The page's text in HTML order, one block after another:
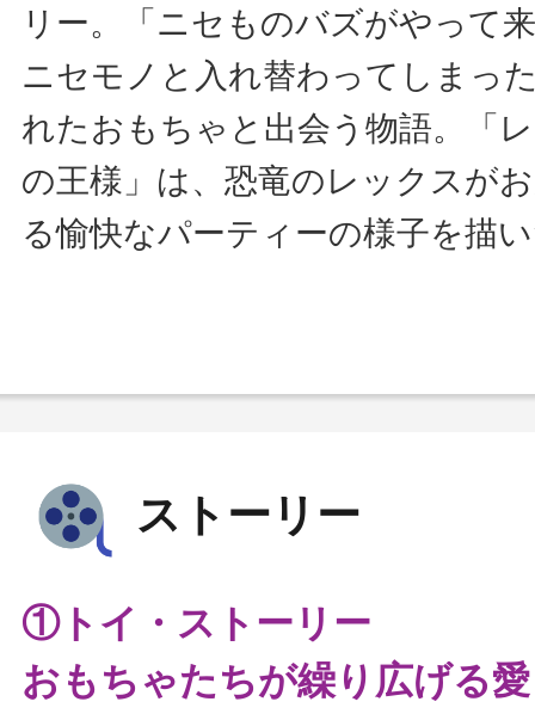
リー。「ニセものバズがやって
ニセモノと入れ替わってしまっ
れたおもちゃと出会う物語。「
の王様」は、恐竜のレックスが
る愉快なパーティーの様子を描
ストーリー
①トイ・ストーリー
おもちゃたちが繰り広げる